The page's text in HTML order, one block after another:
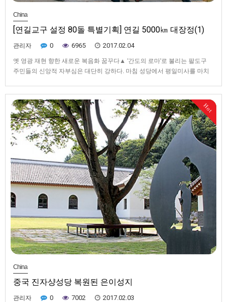
China
[연길교구 설정 80돌 특별기획] 연길 5000㎞ 대장정(1)
관리자 0 6965 2017.02.04
옛 영광 재현 향한 새로운 복음화 꿈꾸다▲ '간도의 로마'로 불리는 팔도구
주민들의 신앙적 자부심은 대단히 강하다. 마침 성당에서 평일미사를 마치
집이 대부분이던 연길시는 이제 스카이라인을 형성할 정도로 층집(고층…
Hot
China
중국 진자샹성당 복원된 은이성지
관리자 0 7002 2017.02.03